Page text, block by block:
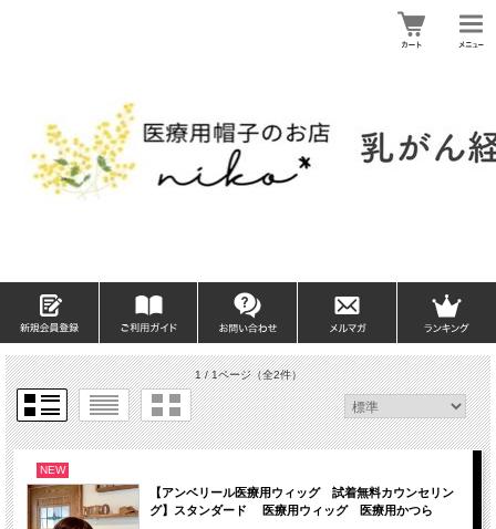
1 / 1ページ（全2件）
NEW
【アンベリール医療用ウィッグ 試着無料カウンセリン
グ】スタンダード 医療用ウィッグ 医療用かつら